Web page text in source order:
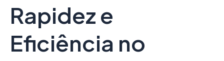
Rapidez e
Eficiência no